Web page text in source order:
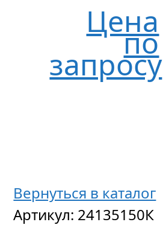
Вернуться в каталог
Артикул: 24135150К
Цена
по
запросу